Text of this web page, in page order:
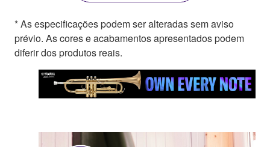
* As especificações podem ser alteradas sem aviso
prévio. As cores e acabamentos apresentados podem
diferir dos produtos reais.